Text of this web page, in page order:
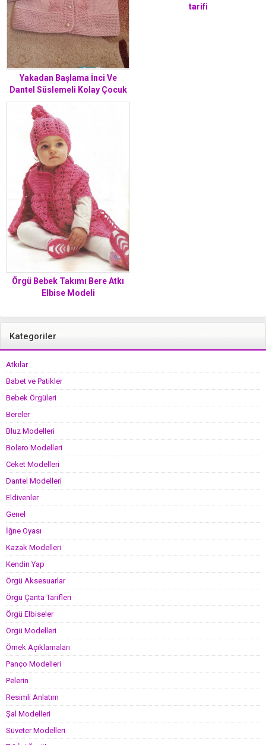
Yakadan Başlama İnci Ve
Dantel Süslemeli Kolay Çocuk
Hırkası Yapımı. 1 .2 yaş
tarifi
Örgü Bebek Takımı Bere Atkı
Elbise Modeli
Kategoriler
Atkılar
Babet ve Patikler
Bebek Örgüleri
Bereler
Bluz Modelleri
Bolero Modelleri
Ceket Modelleri
Dantel Modelleri
Eldivenler
Genel
İğne Oyası
Kazak Modelleri
Kendin Yap
Örgü Aksesuarlar
Örgü Çanta Tarifleri
Örgü Elbiseler
Örgü Modelleri
Örnek Açıklamaları
Panço Modelleri
Pelerin
Resimli Anlatım
Şal Modelleri
Süveter Modelleri